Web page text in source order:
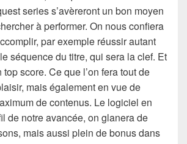
series s’avèreront un bon moyen
à performer. On nous confiera
par exemple réussir autant
séquence du titre, qui sera la clef. Et
score. Ce que l’on fera tout de
mais également en vue de
de contenus. Le logiciel en
de notre avancée, on glanera de
mais aussi plein de bonus dans